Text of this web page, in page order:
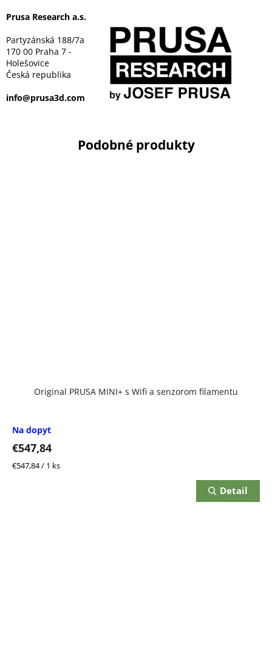
Original PRUSA MINI+ s Wifi a senzorom filamentu
Na dopyt
€547,84
Jednotková
€547,84 / 1 ks
Detail
Prusa Research a.s.
Partyzánská 188/7a
170 00 Praha 7 -
Holešovice
Česká republika
info@prusa3d.com